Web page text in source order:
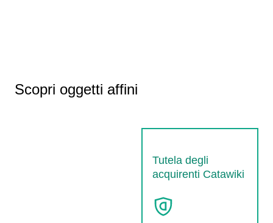
Scopri oggetti affini
Tutela degli
acquirenti Catawiki